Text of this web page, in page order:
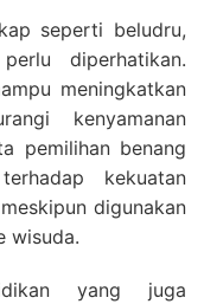
seperti beludru,
diperhatikan.
meningkatkan
kenyamanan
pemilihan benang
kekuatan
digunakan
wisuda.
yang juga